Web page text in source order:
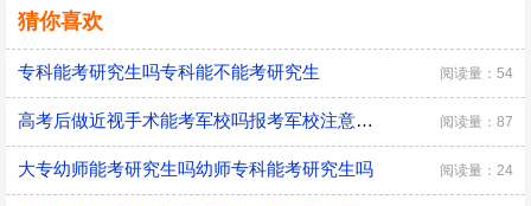
猜你喜欢
专科能考研究生吗专科能不能考研究生 阅读量：54
高考后做近视手术能考军校吗报考军校注意事项 阅读量：87
大专幼师能考研究生吗幼师专科能考研究生吗 阅读量：24